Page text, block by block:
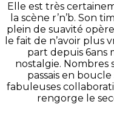
Elle est très
la scène r’n’b. Son
plein de suavité
le fait de n’avoir plus
part depuis 6ans
nostalgie. Nombres
passais en
fabuleuses
rengorge le